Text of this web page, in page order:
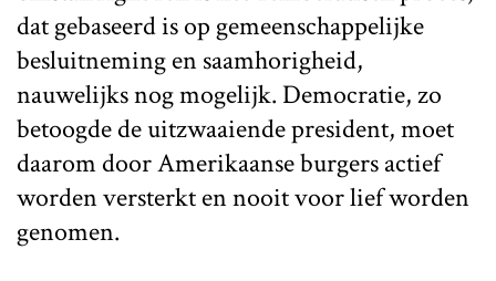
dat gebaseerd is op gemeenschappelijke
besluitneming en saamhorigheid,
nauwelijks nog mogelijk. Democratie, zo
betoogde de uitzwaaiende president, moet
daarom door Amerikaanse burgers actief
worden versterkt en nooit voor lief worden
genomen.